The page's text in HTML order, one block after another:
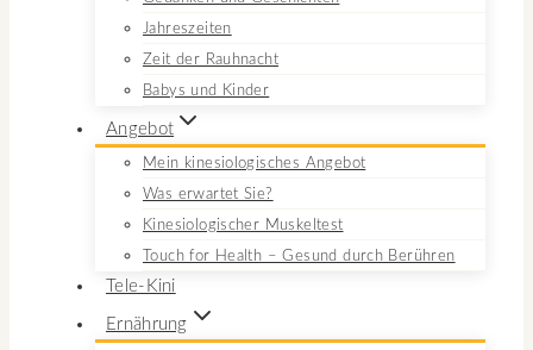
Jahreszeiten
Zeit der Rauhnacht
Babys und Kinder
Angebot
Mein kinesiologisches Angebot
Was erwartet Sie?
Kinesiologischer Muskeltest
Touch for Health – Gesund durch Berühren
Tele-Kini
Ernährung